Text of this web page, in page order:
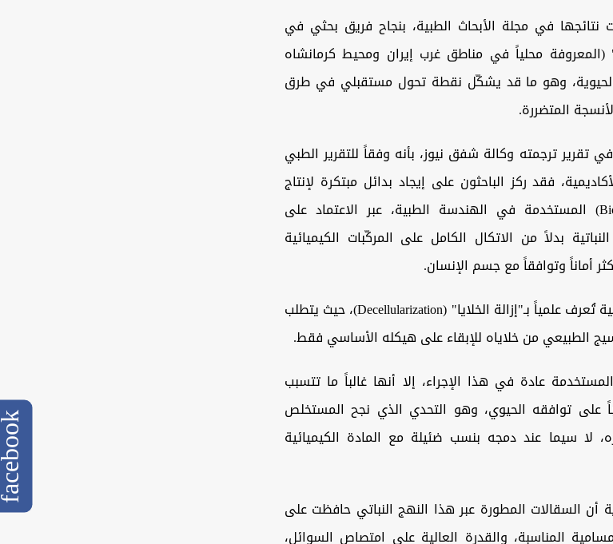
في مجلة الأبحاث الطبية، بنجاح فريق بحثي في
محلياً في مناطق غرب إيران ومحيط كرمانشاه
وهو ما قد يشكّل نقطة تحول مستقبلي في طرق
المتضررة.
تقرير ترجمته وكالة شفق نيوز، بأنه وفقاً للتقرير الطبي
فقد ركز الباحثون على إيجاد بدائل مبتكرة لإنتاج
"السقالات الحيوية" (Bio-scaffolds) المستخدمة في الهندسة الطبية، عبر الاعتماد على
بدلاً من الاتكال الكامل على المركّبات الكيميائية
أماناً وتوافقاً مع جسم الإنسان.
وتعتمد التقنية الجديدة على عملية تُعرف علمياً بـ"إزالة الخلايا" (Decellularization)، حيث يتطلب
الطبيعي من خلاياه للإبقاء على هيكله الأساسي فقط.
عادة في هذا الإجراء، إلا أنها غالباً ما تتسبب
على توافقه الحيوي، وهو التحدي الذي نجح المستخلص
لا سيما عند دمجه بنسب ضئيلة مع المادة الكيميائية
أن السقالات المطورة عبر هذا النهج النباتي حافظت على
المناسبة، والقدرة العالية على امتصاص السوائل،